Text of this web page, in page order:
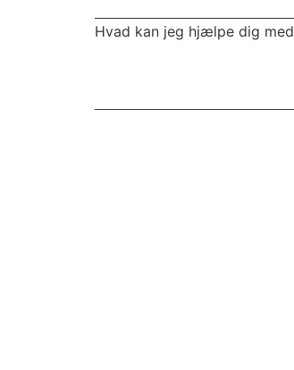
Hvad kan jeg hjælpe dig med